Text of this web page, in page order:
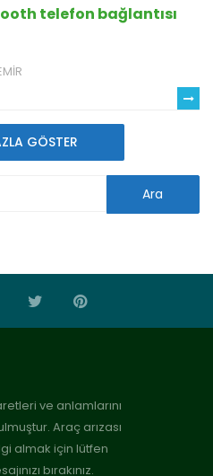
telefon bağlantısı
GÖSTER
ve anlamlarını
Araç arızası
almak için lütfen
bırakınız.